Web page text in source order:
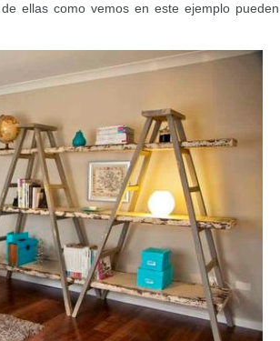
ellas como vemos en este ejemplo pueden